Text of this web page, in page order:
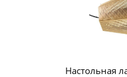
Настольная